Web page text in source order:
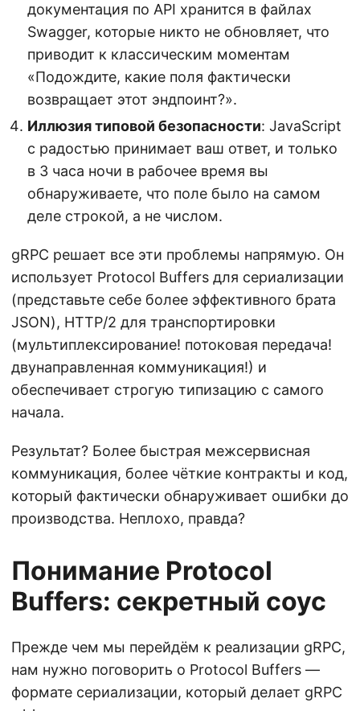
документация по API хранится в файлах
Swagger, которые никто не обновляет, что
приводит к классическим моментам
«Подождите, какие поля фактически
возвращает этот эндпоинт?».
Иллюзия типовой безопасности: JavaScript
с радостью принимает ваш ответ, и только
в 3 часа ночи в рабочее время вы
обнаруживаете, что поле было на самом
деле строкой, а не числом.
gRPC решает все эти проблемы напрямую. Он
использует Protocol Buffers для сериализации
(представьте себе более эффективного брата
JSON), HTTP/2 для транспортировки
(мультиплексирование! потоковая передача!
двунаправленная коммуникация!) и
обеспечивает строгую типизацию с самого
начала.
Результат? Более быстрая межсервисная
коммуникация, более чёткие контракты и код,
который фактически обнаруживает ошибки до
производства. Неплохо, правда?
Понимание Protocol
Buffers: секретный соус
Прежде чем мы перейдём к реализации gRPC,
нам нужно поговорить о Protocol Buffers —
формате сериализации, который делает gRPC